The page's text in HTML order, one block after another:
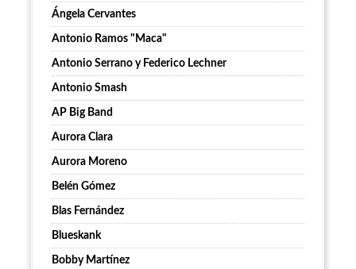
Ángela Cervantes
Antonio Ramos "Maca"
Antonio Serrano y Federico Lechner
Antonio Smash
AP Big Band
Aurora Clara
Aurora Moreno
Belén Gómez
Blas Fernández
Blueskank
Bobby Martínez